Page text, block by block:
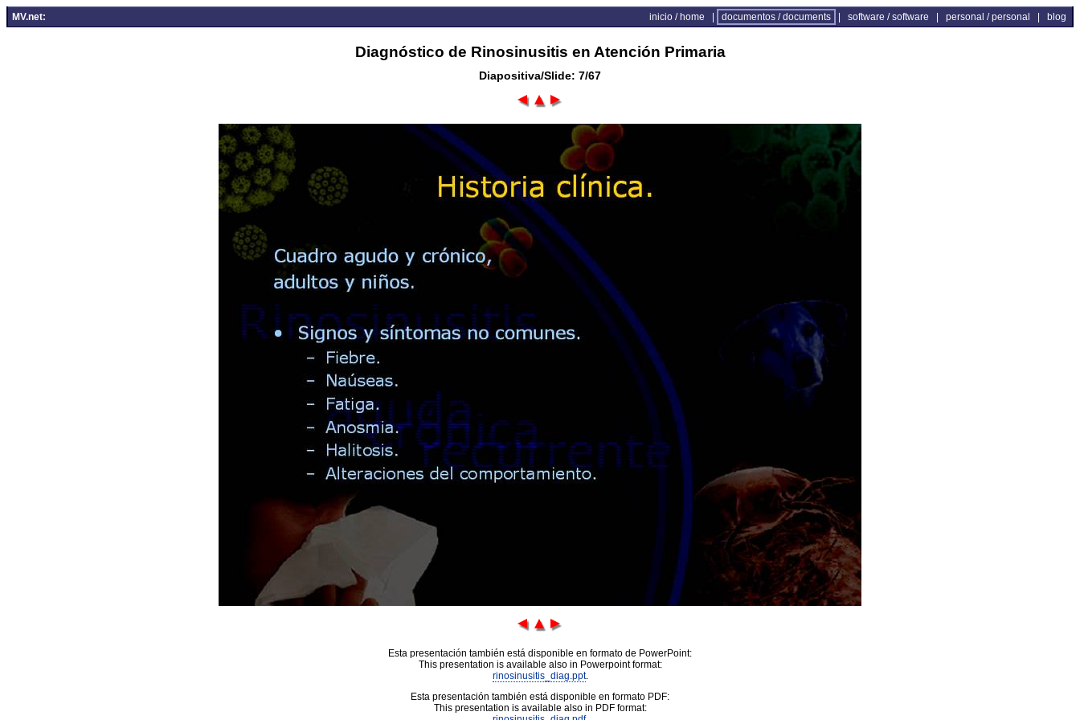
MV.net: inicio / home documentos / documents software / software personal / personal blog
Diagnóstico de Rinosinusitis en Atención Primaria
Diapositiva/Slide: 7/67
Esta presentación también está disponible en formato de PowerPoint:
This presentation is available also in Powerpoint format:
rinosinusitis_diag.ppt.
Esta presentación también está disponible en formato PDF:
This presentation is available also in PDF format: